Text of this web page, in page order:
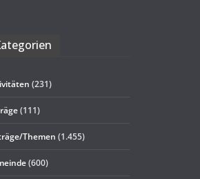
(231)
(111)
Themen (1.455)
(600)